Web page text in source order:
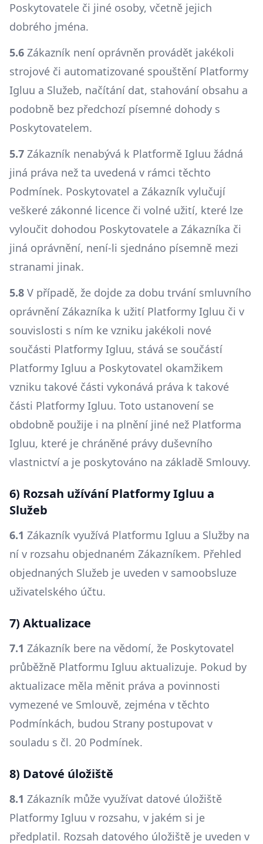
Poskytovatele či jiné osoby, včetně jejich
dobrého jména.
5.6 Zákazník není oprávněn provádět jakékoli
strojové či automatizované spouštění Platformy
Igluu a Služeb, načítání dat, stahování obsahu a
podobně bez předchozí písemné dohody s
Poskytovatelem.
5.7 Zákazník nenabývá k Platformě Igluu žádná
jiná práva než ta uvedená v rámci těchto
Podmínek. Poskytovatel a Zákazník vylučují
veškeré zákonné licence či volné užití, které lze
vyloučit dohodou Poskytovatele a Zákazníka či
jiná oprávnění, není-li sjednáno písemně mezi
stranami jinak.
5.8 V případě, že dojde za dobu trvání smluvního
oprávnění Zákazníka k užití Platformy Igluu či v
souvislosti s ním ke vzniku jakékoli nové
součásti Platformy Igluu, stává se součástí
Platformy Igluu a Poskytovatel okamžikem
vzniku takové části vykonává práva k takové
části Platformy Igluu. Toto ustanovení se
obdobně použije i na plnění jiné než Platforma
Igluu, které je chráněné právy duševního
vlastnictví a je poskytováno na základě Smlouvy.
6) Rozsah užívání Platformy Igluu a
Služeb
6.1 Zákazník využívá Platformu Igluu a Služby na
ní v rozsahu objednaném Zákazníkem. Přehled
objednaných Služeb je uveden v samoobsluze
uživatelského účtu.
7) Aktualizace
7.1 Zákazník bere na vědomí, že Poskytovatel
průběžně Platformu Igluu aktualizuje. Pokud by
aktualizace měla měnit práva a povinnosti
vymezené ve Smlouvě, zejména v těchto
Podmínkách, budou Strany postupovat v
souladu s čl. 20 Podmínek.
8) Datové úložiště
8.1 Zákazník může využívat datové úložiště
Platformy Igluu v rozsahu, v jakém si je
předplatil. Rozsah datového úložiště je uveden v